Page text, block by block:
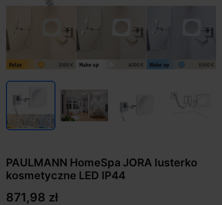
PAULMANN HomeSpa JORA lusterko
kosmetyczne LED IP44
871,98 zł